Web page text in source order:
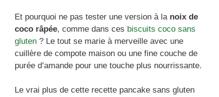
Et pourquoi ne pas tester une version à la noix de
coco râpée, comme dans ces biscuits coco sans
gluten ? Le tout se marie à merveille avec une
cuillère de compote maison ou une fine couche de
purée d’amande pour une touche plus nourrissante.
Le vrai plus de cette recette pancake sans gluten